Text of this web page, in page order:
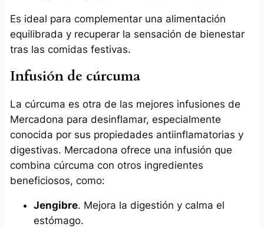
Es ideal para complementar una alimentación
equilibrada y recuperar la sensación de bienestar
tras las comidas festivas.
Infusión de cúrcuma
La cúrcuma es otra de las mejores infusiones de
Mercadona para desinflamar, especialmente
conocida por sus propiedades antiinflamatorias y
digestivas. Mercadona ofrece una infusión que
combina cúrcuma con otros ingredientes
beneficiosos, como:
Jengibre. Mejora la digestión y calma el
estómago.